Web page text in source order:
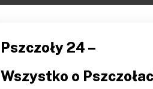
Pszczoły 24 –
Wszystko o